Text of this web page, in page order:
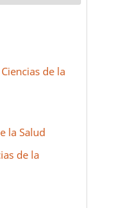
de la
la Salud
de la